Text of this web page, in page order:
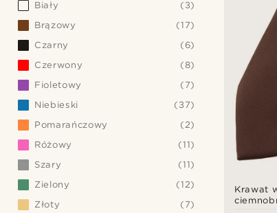
Krawat
Biały
(3)
Brązowy
(17)
Czarny
(6)
Czerwony
(8)
Fioletowy
(7)
Niebieski
(37)
Pomarańczowy
(2)
Różowy
(11)
Szary
(11)
Zielony
(12)
Złoty
(7)